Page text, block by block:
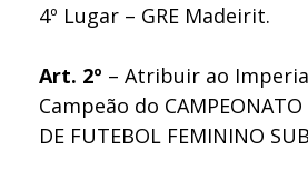
4º Lugar – GRE Madeirit.
Art. 2º – Atribuir ao
Campeão do CAMPEONATO
DE FUTEBOL FEMININO